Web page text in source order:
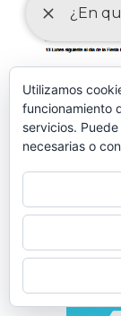
Anuncio de la
la Ordenanza
Anuncio de la
las
recogida de
Utilizamos
funcionamiento
servicios.
necesarias o